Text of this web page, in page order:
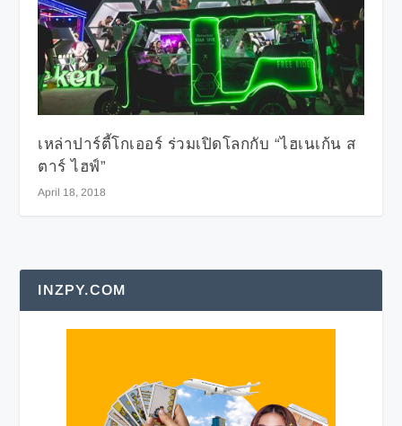
เหล่าปาร์ตี้โกเออร์ ร่วมเปิดโลกกับ “ไฮเนเก้น ส
ตาร์ ไฮฟ์”
April 18, 2018
INZPY.COM